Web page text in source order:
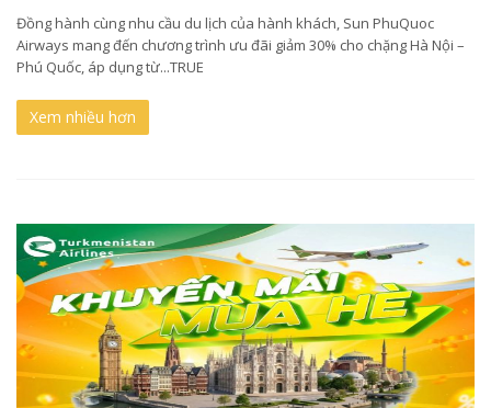
Đồng hành cùng nhu cầu du lịch của hành khách, Sun PhuQuoc
Airways mang đến chương trình ưu đãi giảm 30% cho chặng Hà Nội –
Phú Quốc, áp dụng từ...TRUE
Xem nhiều hơn